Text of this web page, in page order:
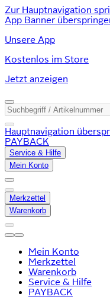
Zur Hauptnavigation
App Banner
Unsere App
Kostenlos im Store
Jetzt anzeigen
Hauptnavigation
PAYBACK
Service & Hilfe
Mein Konto
Merkzettel
Warenkorb
Mein Konto
Merkzettel
Warenkorb
Service & Hilfe
PAYBACK